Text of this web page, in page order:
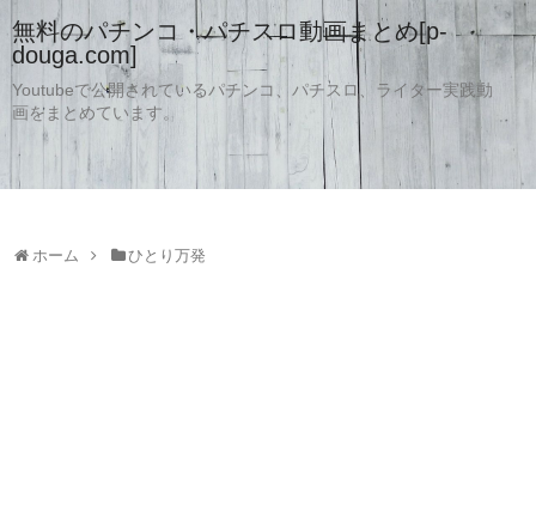
無料のパチンコ・パチスロ動画まとめ[p-
douga.com]
Youtubeで公開されているパチンコ、パチスロ、ライター実践動
画をまとめています。
ホーム ひとり万発